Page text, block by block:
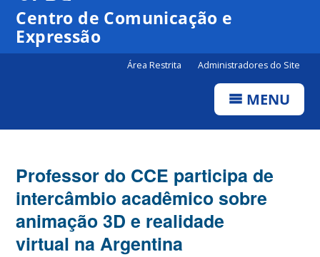
Canais
Centro de Comunicação e
Expressão
Área Restrita Administradores do Site
MENU
Professor do CCE participa de
intercâmbio acadêmico sobre
animação 3D e realidade
virtual na Argentina